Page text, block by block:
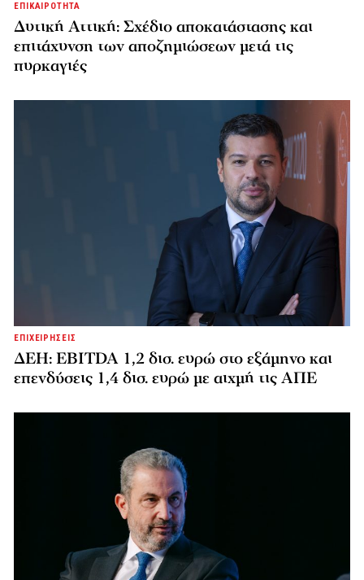
ΕΠΙΚΑΙΡΟΤΗΤΑ
Δυτική Αττική: Σχέδιο αποκατάστασης και
επιτάχυνση των αποζημιώσεων μετά τις
πυρκαγιές
ΕΠΙΧΕΙΡΗΣΕΙΣ
ΔΕΗ: EBITDA 1,2 δισ. ευρώ στο εξάμηνο και
επενδύσεις 1,4 δισ. ευρώ με αιχμή τις ΑΠΕ